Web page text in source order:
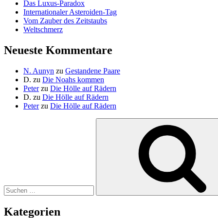
Das Luxus-Paradox
Internationaler Asteroiden-Tag
Vom Zauber des Zeitstaubs
Weltschmerz
Neueste Kommentare
N. Aunyn zu Gestandene Paare
D. zu Die Noahs kommen
Peterzu Die Hölle auf Rädern
D. zu Die Hölle auf Rädern
Peterzu Die Hölle auf Rädern
Kategorien